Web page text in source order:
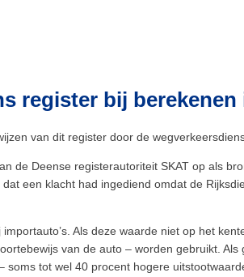
register bij
van dit register door de
de Deense registerautoriteit SKAT op als
een klacht had ingediend omdat de
Als deze waarde niet op het
van de auto – worden gebruikt. Als
tot wel 40 procent hogere